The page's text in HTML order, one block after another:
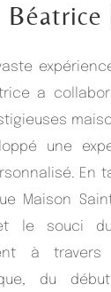
Béatrice
a
une
En
Maison
et le souci
à travers
du